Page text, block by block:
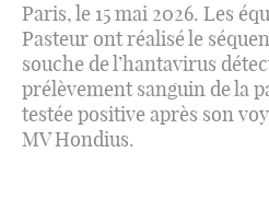
Paris, le 15 mai 2026. Les
Pasteur ont réalisé le
souche de l’hantavirus
prélèvement sanguin de la
testée positive après son
MV Hondius.